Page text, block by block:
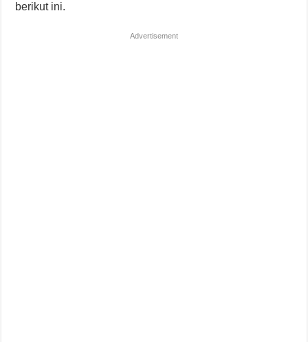
berikut ini.
Advertisement